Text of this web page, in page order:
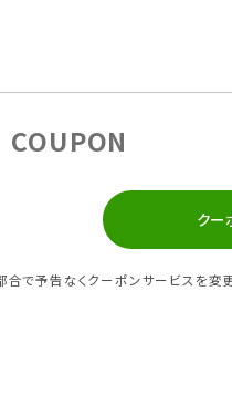
COUPON
クー
で予告なくクーポンサービスを変